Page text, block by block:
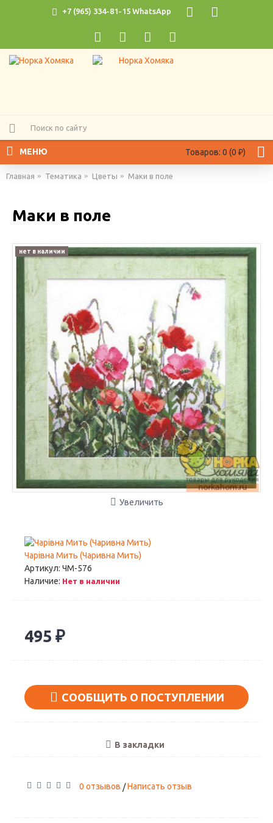
+7 (965) 334-81-15 WhatsApp
Товаров: 0 (0 ₽)
МЕНЮ
Главная Тематика Цветы Маки в поле
Маки в поле
нет в наличии
Увеличить
Чарiвна Мить (Чаривна Мить)
Артикул: ЧМ-576
Наличие: Нет в наличии
495 ₽
СООБЩИТЬ О ПОСТУПЛЕНИИ
В закладки
0 отзывов /Написать отзыв